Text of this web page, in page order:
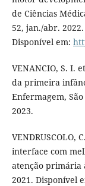
de Ciências
52, jan./abr.
Disponível em:
VENANCIO, S. I.
da primeira
Enfermagem, São
2023.
VENDRUSCOLO,
interface com
atenção primária
2021. Disponível